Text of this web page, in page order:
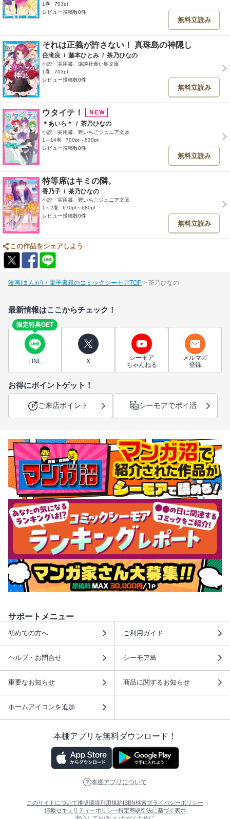
1巻
703pt
レビュー投稿数0件
無料立読み
それは正義が許さない！ 真珠島の神隠し
住滝良 / 藤本ひとみ / 茶乃ひなの
小説・実用書、講談社青い鳥文庫
1巻
703pt
レビュー投稿数0件
無料立読み
ウタイテ！
＊あいら＊ / 茶乃ひなの
小説・実用書、野いちごジュニア文庫
1～14巻
700pt～830pt
レビュー投稿数0件
無料立読み
特等席はキミの隣。
香乃子 / 茶乃ひなの
小説・実用書、野いちごジュニア文庫
1～2巻
670pt～680pt
レビュー投稿数0件
無料立読み
この作品をシェアしよう
漫画(まんが)・電子書籍のコミックシーモアTOP 茶乃ひなの
最新情報はここからチェック！
限定特典GET
LINE X
シーモア
ちゃんねる
メルマガ
登録
お得にポイントゲット！
ご来店ポイント シーモアでポイ活
サポートメニュー
初めての方へ ご利用ガイド
ヘルプ・お問合せ シーモア島
重要なお知らせ 商品に関するお知らせ
ホームアイコンを追加
本棚アプリを無料ダウンロード！
本棚アプリについて
このサイトについて推奨環境利用規約ISBN検索プライバシーポリシー
情報セキュリティーポリシー特定商取引法に基づく表示